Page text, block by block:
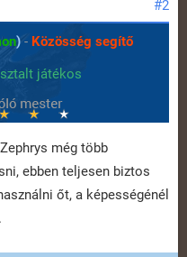
#2
)- Közösség segítő
játékos
még több
ebben teljesen biztos
őt, a képességénél